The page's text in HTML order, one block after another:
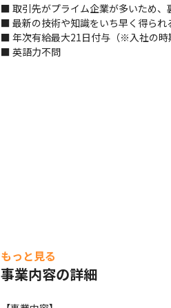
■ 取引先がプライム企業が多いため、
■ 最新の技術や知識をいち早く得られ
■ 年次有給最大21日付与（※入社の時
■ 英語力不問
もっと見る
事業内容の詳細